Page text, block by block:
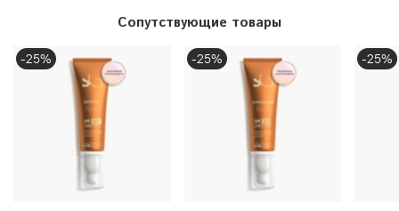
Сопутствующие товары
-25% -25% -25%